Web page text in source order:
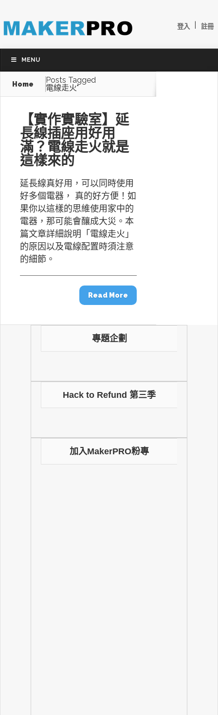
登入 註冊
MENU
Home
Posts Tagged
電線走火"
【實作實驗室】延
長線插座用好用
滿？電線走火就是
這樣來的
延長線真好用，可以同時使用
好多個電器， 真的好方便！如
果你以這樣的思維使用家中的
電器，那可能會釀成大災。本
篇文章詳細說明「電線走火」
的原因以及電線配置時須注意
的細節。
Read More
專題企劃
Hack to Refund 第三季
加入MakerPRO粉專